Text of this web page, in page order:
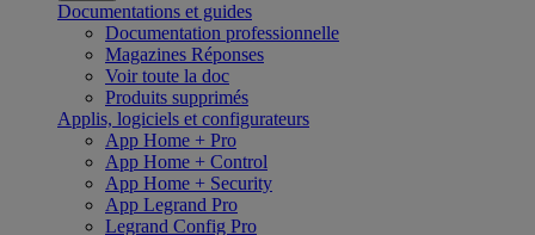
Documentations et guides
Documentation professionnelle
Magazines Réponses
Voir toute la doc
Produits supprimés
Applis, logiciels et configurateurs
App Home + Pro
App Home + Control
App Home + Security
App Legrand Pro
Legrand Config Pro